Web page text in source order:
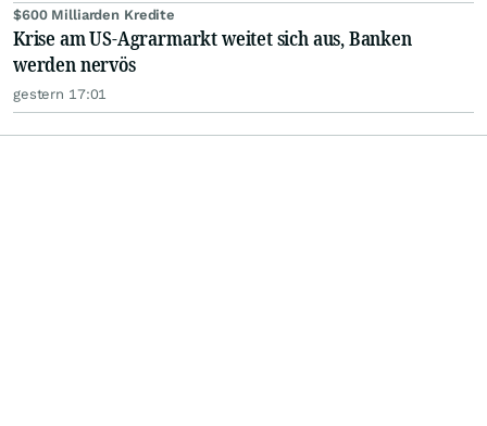
$600 Milliarden Kredite
Krise am US-Agrarmarkt weitet sich aus, Banken
werden nervös
gestern 17:01